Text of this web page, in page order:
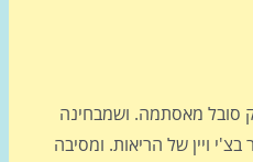
ושמבחינה
של הריאות. ומסיבה